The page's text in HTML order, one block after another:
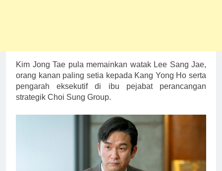
Kim Jong Tae pula memainkan watak Lee Sang Jae,
orang kanan paling setia kepada Kang Yong Ho serta
pengarah eksekutif di ibu pejabat perancangan
strategik Choi Sung Group.